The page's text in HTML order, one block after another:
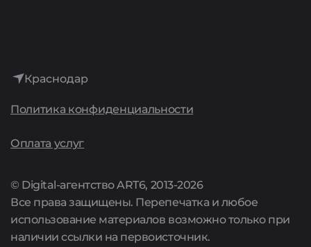
Краснодар
Политика конфиденциальности
Оплата услуг
© Digital-агентство ART6, 2013-2026
Все права защищены. Перепечатка и любое
использование материалов возможно только при
наличии ссылки на первоисточник.
Аренда сайтов
Поддержка сайтов
Комплексные предложения
Акции
Цены
Культура
Карьера